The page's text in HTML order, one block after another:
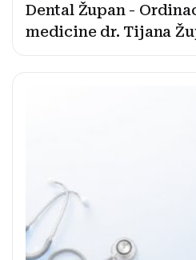
Dental Župan -
medicine dr. Tijana